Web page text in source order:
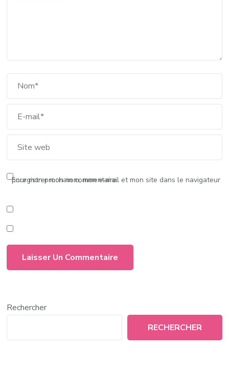
Enregistrer mon nom, mon e-mail et mon site dans le navigateur pour mon prochain commentaire.
Rechercher
RECHERCHER